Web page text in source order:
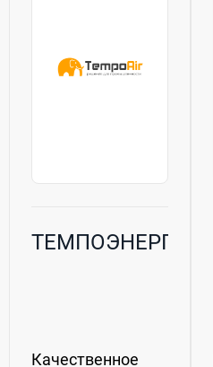
ТЕМПОЭНЕРГО
Качественное